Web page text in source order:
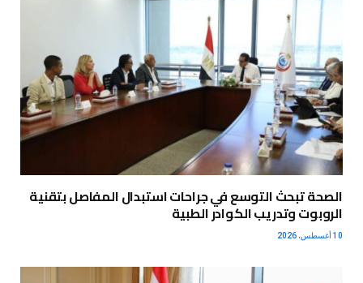
الصحة تبحث التوسع في جراحات استبدال المفاصل بتقنية
الروبوت وتدريب الكوادر الطبية
10 أغسطس، 2026